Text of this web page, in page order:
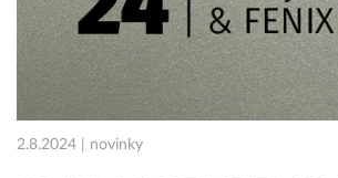
2.8.2024 | novinky